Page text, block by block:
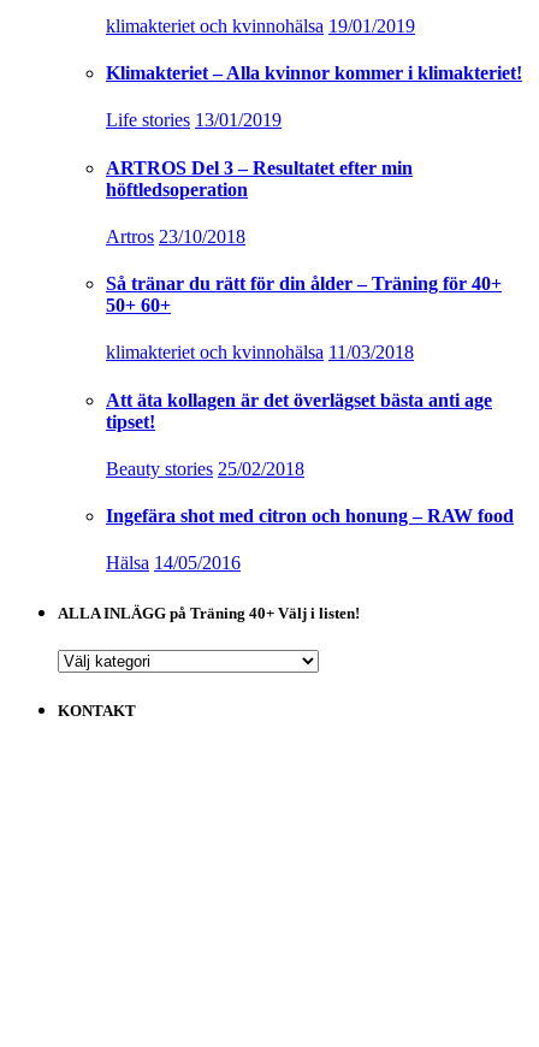
klimakteriet och kvinnohälsa 19/01/2019
Klimakteriet – Alla kvinnor kommer i klimakteriet!
Life stories 13/01/2019
ARTROS Del 3 – Resultatet efter min
höftledsoperation
Artros 23/10/2018
Så tränar du rätt för din ålder – Träning för 40+
50+ 60+
klimakteriet och kvinnohälsa 11/03/2018
Att äta kollagen är det överlägset bästa anti age
tipset!
Beauty stories 25/02/2018
Ingefära shot med citron och honung – RAW food
Hälsa 14/05/2016
ALLA INLÄGG på Träning 40+ Välj i listen!
ALLA
på
KONTAKT